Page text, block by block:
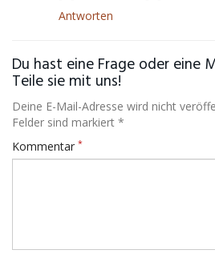
Antworten
Du hast eine Frage oder eine
Teile sie mit uns!
Deine E-Mail-Adresse wird nicht
Felder sind markiert *
Kommentar *